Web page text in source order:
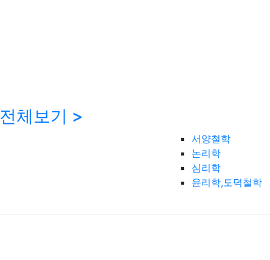
전체보기 >
서양철학
논리학
심리학
윤리학,도덕철학